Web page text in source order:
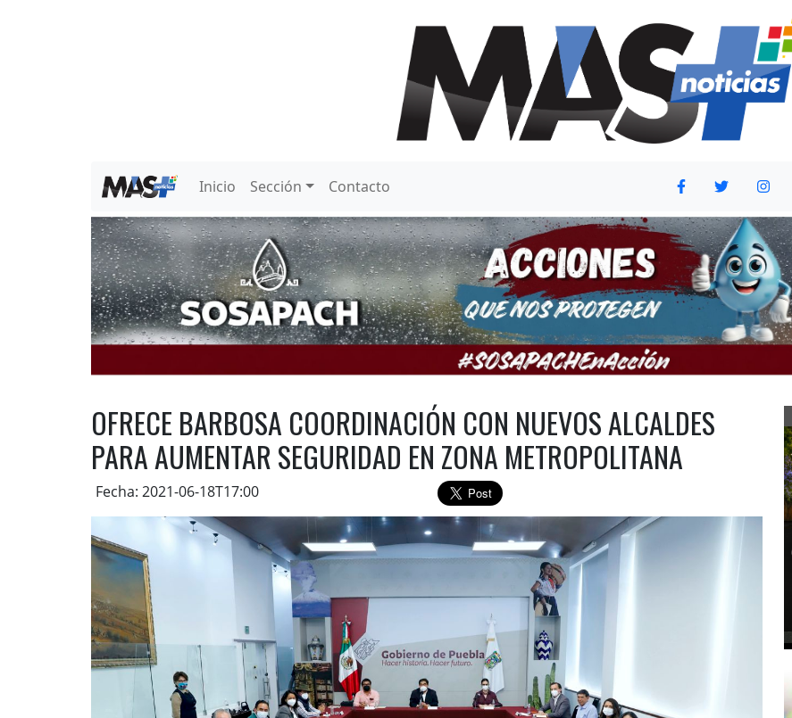
Inicio Sección Contacto
OFRECE BARBOSA COORDINACIÓN CON NUEVOS ALCALDES
PARA AUMENTAR SEGURIDAD EN ZONA METROPOLITANA
Fecha: 2021-06-18T17:00